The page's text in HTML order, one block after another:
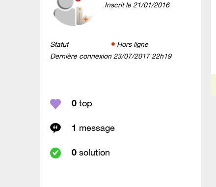
Inscrit le‎21/01/2016
Statut
Hors ligne
Dernière connexion ‎23/07/2017 22h19
0 top
1 message
0 solution